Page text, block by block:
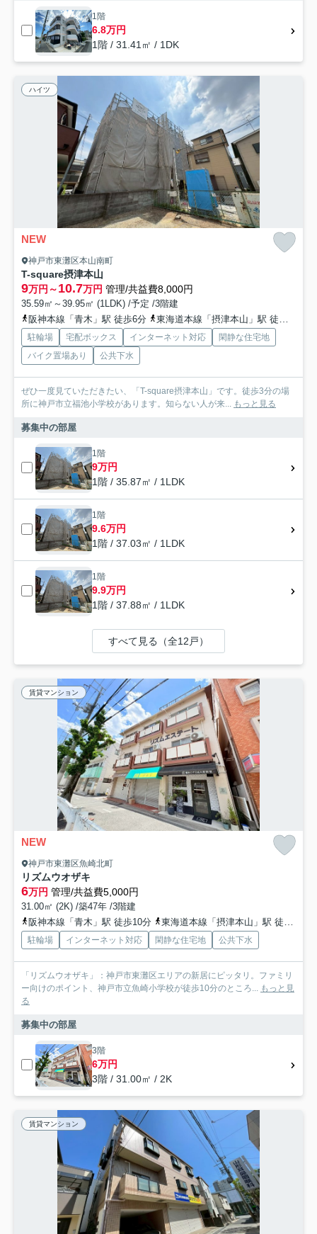
1階
6.8万円
1階 / 31.41㎡ / 1DK
ハイツ
NEW
神戸市東灘区本山南町
T-square摂津本山
9万円～10.7万円 管理/共益費8,000円
35.59㎡～39.95㎡ (1LDK) /予定 /3階建
阪神本線「青木」駅 徒歩6分
東海道本線「摂津本山」駅 徒歩13分
駐輪場 宅配ボックス インターネット対応
閑静な住宅地
バイク置場あり
公共下水
ぜひ一度見ていただきたい、「T-square摂津本山」です。徒歩3分の場
所に神戸市立福池小学校があります。知らない人が来... もっと見る
募集中の部屋
1階
9万円
1階 / 35.87㎡ / 1LDK
1階
9.6万円
1階 / 37.03㎡ / 1LDK
1階
9.9万円
1階 / 37.88㎡ / 1LDK
すべて見る（全12戸）
賃貸マンション
NEW
神戸市東灘区魚崎北町
リズムウオザキ
6万円 管理/共益費5,000円
31.00㎡ (2K) /築47年 /3階建
阪神本線「青木」駅 徒歩10分
東海道本線「摂津本山」駅 徒歩15分
駐輪場 インターネット対応 閑静な住宅地 公共下水
「リズムウオザキ」：神戸市東灘区エリアの新居にピッタリ。ファミリ
ー向けのポイント、神戸市立魚崎小学校が徒歩10分のところ... もっと見
る
募集中の部屋
3階
6万円
3階 / 31.00㎡ / 2K
賃貸マンション